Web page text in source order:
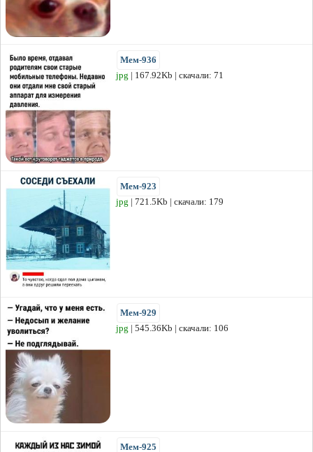
Мем-936
jpg | 167.92Kb | скачали: 71
Мем-923
jpg | 721.5Kb | скачали: 179
Мем-929
jpg | 545.36Kb | скачали: 106
Мем-925